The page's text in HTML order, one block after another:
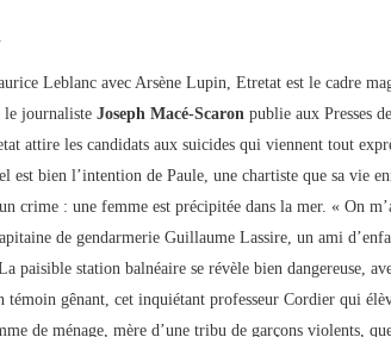
Leblanc avec Arsène Lupin, Etretat est le cadre
le journalisteJoseph Macé-Scaronpublie aux Presses
attire les candidats aux suicides qui viennent tout
est bien l’intention de Paule, une chartiste que sa vie
crime : une femme est précipitée dans la mer. « On
de gendarmerie Guillaume Lassire, un ami
paisible station balnéaire se révèle bien dangereuse,
témoin gênant, cet inquiétant professeur Cordier qui
de ménage, mère d’une tribu de garçons violents,